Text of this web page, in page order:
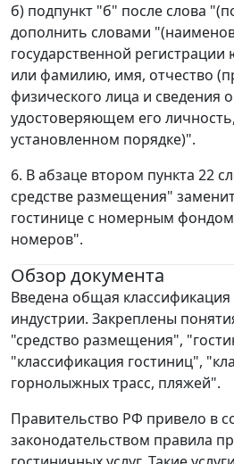
б) подпункт "б" после слова
дополнить словами
государственной
или фамилию, имя, отчество
физического лица и сведения
удостоверяющем его
установленном порядке)".
6. В абзаце втором пункта 22
средстве размещения"
гостинице с номерным
номеров".
Обзор документа
Введена общая классификация
индустрии. Закреплены
"средство размещения",
"классификация гостиниц",
горнолыжных трасс, пляжей".
Правительство РФ привело в
законодательством правила